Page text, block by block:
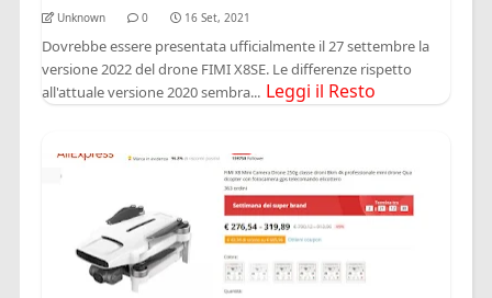
Unknown 0 16 Set, 2021
Dovrebbe essere presentata ufficialmente il 27 settembre la
versione 2022 del drone FIMI X8SE. Le differenze rispetto
all'attuale versione 2020 sembra... Leggi il Resto